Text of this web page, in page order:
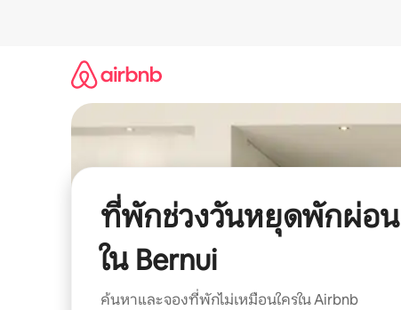
ที่พักช่วงวันหยุดพักผ่อน
ใน Bernui
ค้นหาและจองที่พักไม่เหมือนใครใน Airbnb